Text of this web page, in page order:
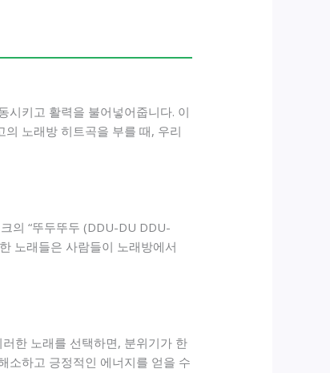
시키고 활력을 불어넣어줍니다. 이
노래방 히트곡을 부를 때, 우리
의 “뚜두뚜두 (DDU-DU DDU-
노래들은 사람들이 노래방에서
한 노래를 선택하면, 분위기가 한
소하고 긍정적인 에너지를 얻을 수